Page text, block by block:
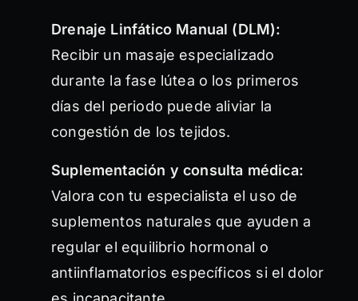
Drenaje Linfático Manual (DLM):
Recibir un masaje especializado
durante la fase lútea o los primeros
días del periodo puede aliviar la
congestión de los tejidos.
Suplementación y consulta médica:
Valora con tu especialista el uso de
suplementos naturales que ayuden a
regular el equilibrio hormonal o
antiinflamatorios específicos si el dolor